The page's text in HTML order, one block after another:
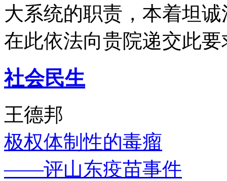
大系统的职责，本着坦
在此依法向贵院递交此要
社会民生
王德邦
极权体制性的毒瘤
——评山东疫苗事件